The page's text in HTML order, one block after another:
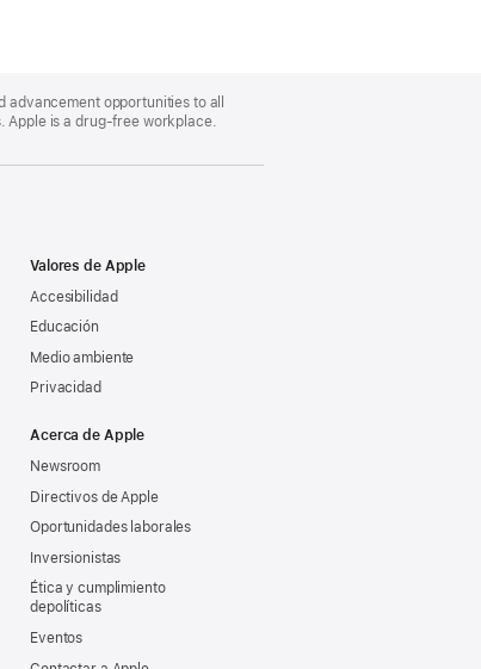
opportunities to all
Apple is a drug-free workplace.
Valores de Apple
Accesibilidad
Educación
Medio ambiente
Privacidad
Acerca de Apple
Newsroom
Directivos de Apple
Oportunidades laborales
Inversionistas
Ética y cumplimiento
depolíticas
Eventos